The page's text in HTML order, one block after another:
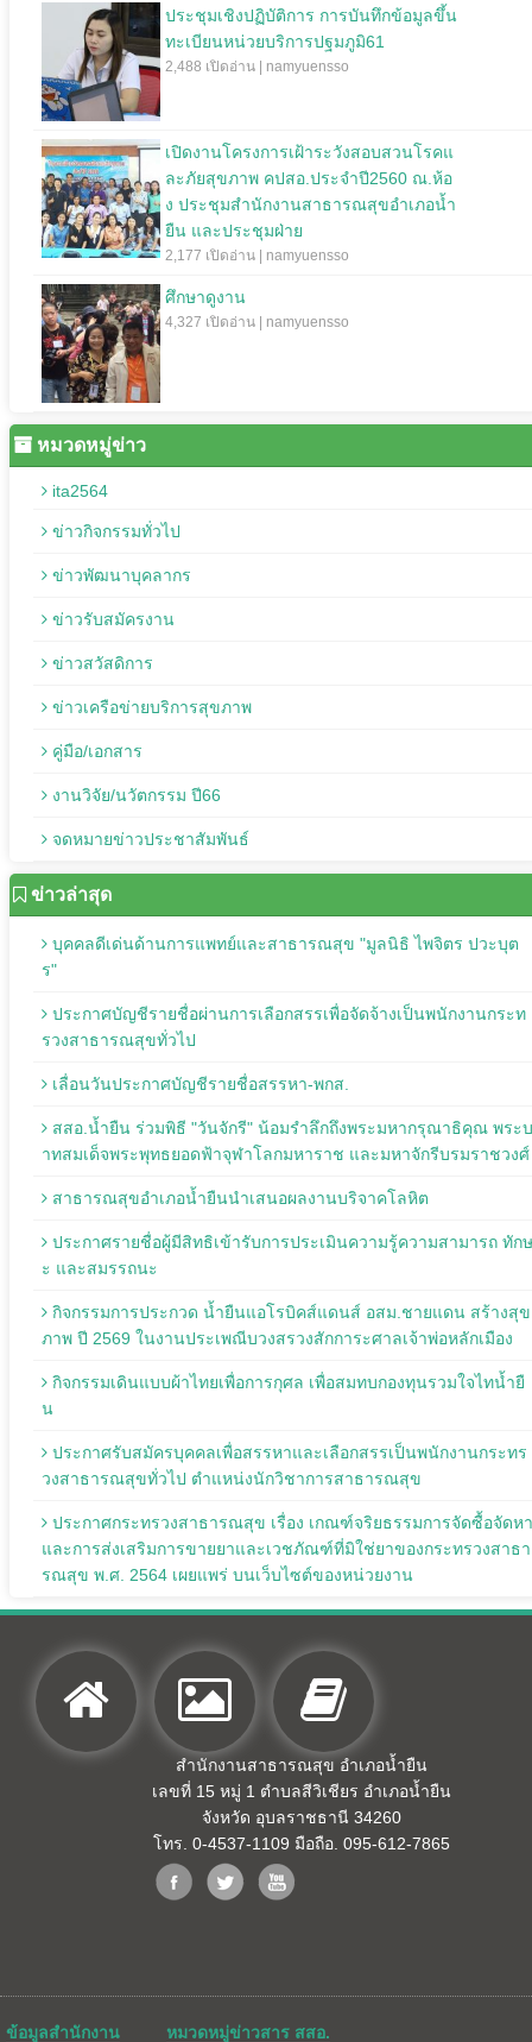
ประชุมเชิงปฏิบัติการ การบันทึกข้อมูลขึ้น
ทะเบียนหน่วยบริการปฐมภูมิ61
2,488 เปิดอ่าน | namyuensso
เปิดงานโครงการเฝ้าระวังสอบสวนโรคแ
ละภัยสุขภาพ คปสอ.ประจำปี2560 ณ.ห้อ
ง ประชุมสำนักงานสาธารณสุขอำเภอน้ำ
ยืน และประชุมฝ่าย
2,177 เปิดอ่าน | namyuensso
ศึกษาดูงาน
4,327 เปิดอ่าน | namyuensso
หมวดหมู่ข่าว
ita2564
ข่าวกิจกรรมทั่วไป
ข่าวพัฒนาบุคลากร
ข่าวรับสมัครงาน
ข่าวสวัสดิการ
ข่าวเครือข่ายบริการสุขภาพ
คู่มือ/เอกสาร
งานวิจัย/นวัตกรรม ปี66
จดหมายข่าวประชาสัมพันธ์
ข่าวล่าสุด
บุคคลดีเด่นด้านการแพทย์และสาธารณสุข "มูลนิธิ ไพจิตร ปวะบุต
ร"
ประกาศบัญชีรายชื่อผ่านการเลือกสรรเพื่อจัดจ้างเป็นพนักงานกระท
รวงสาธารณสุขทั่วไป
เลื่อนวันประกาศบัญชีรายชื่อสรรหา-พกส.
สสอ.น้ำยืน ร่วมพิธี "วันจักรี" น้อมรำลึกถึงพระมหากรุณาธิคุณ พระบ
าทสมเด็จพระพุทธยอดฟ้าจุฬาโลกมหาราช และมหาจักรีบรมราชวงศ์
สาธารณสุขอำเภอน้ำยืนนำเสนอผลงานบริจาคโลหิต
ประกาศรายชื่อผู้มีสิทธิเข้ารับการประเมินความรู้ความสามารถ ทักษ
ะ และสมรรถนะ
กิจกรรมการประกวด น้ำยืนแอโรบิคส์แดนส์ อสม.ชายแดน สร้างสุข
ภาพ ปี 2569 ในงานประเพณีบวงสรวงสักการะศาลเจ้าพ่อหลักเมือง
กิจกรรมเดินแบบผ้าไทยเพื่อการกุศล เพื่อสมทบกองทุนรวมใจไทน้ำยื
น
ประกาศรับสมัครบุคคลเพื่อสรรหาและเลือกสรรเป็นพนักงานกระทร
วงสาธารณสุขทั่วไป ตำแหน่งนักวิชาการสาธารณสุข
ประกาศกระทรวงสาธารณสุข เรื่อง เกณฑ์จริยธรรมการจัดซื้อจัดหา
และการส่งเสริมการขายยาและเวชภัณฑ์ที่มิใช่ยาของกระทรวงสาธา
รณสุข พ.ศ. 2564 เผยแพร่ บนเว็บไซต์ของหน่วยงาน
สำนักงานสาธารณสุข อำเภอน้ำยืน
เลขที่ 15 หมู่ 1 ตำบลสีวิเชียร อำเภอน้ำยืน
จังหวัด อุบลราชธานี 34260
โทร. 0-4537-1109 มือถือ. 095-612-7865
ข้อมูลสำนักงาน
หมวดหมู่ข่าวสาร สสอ.